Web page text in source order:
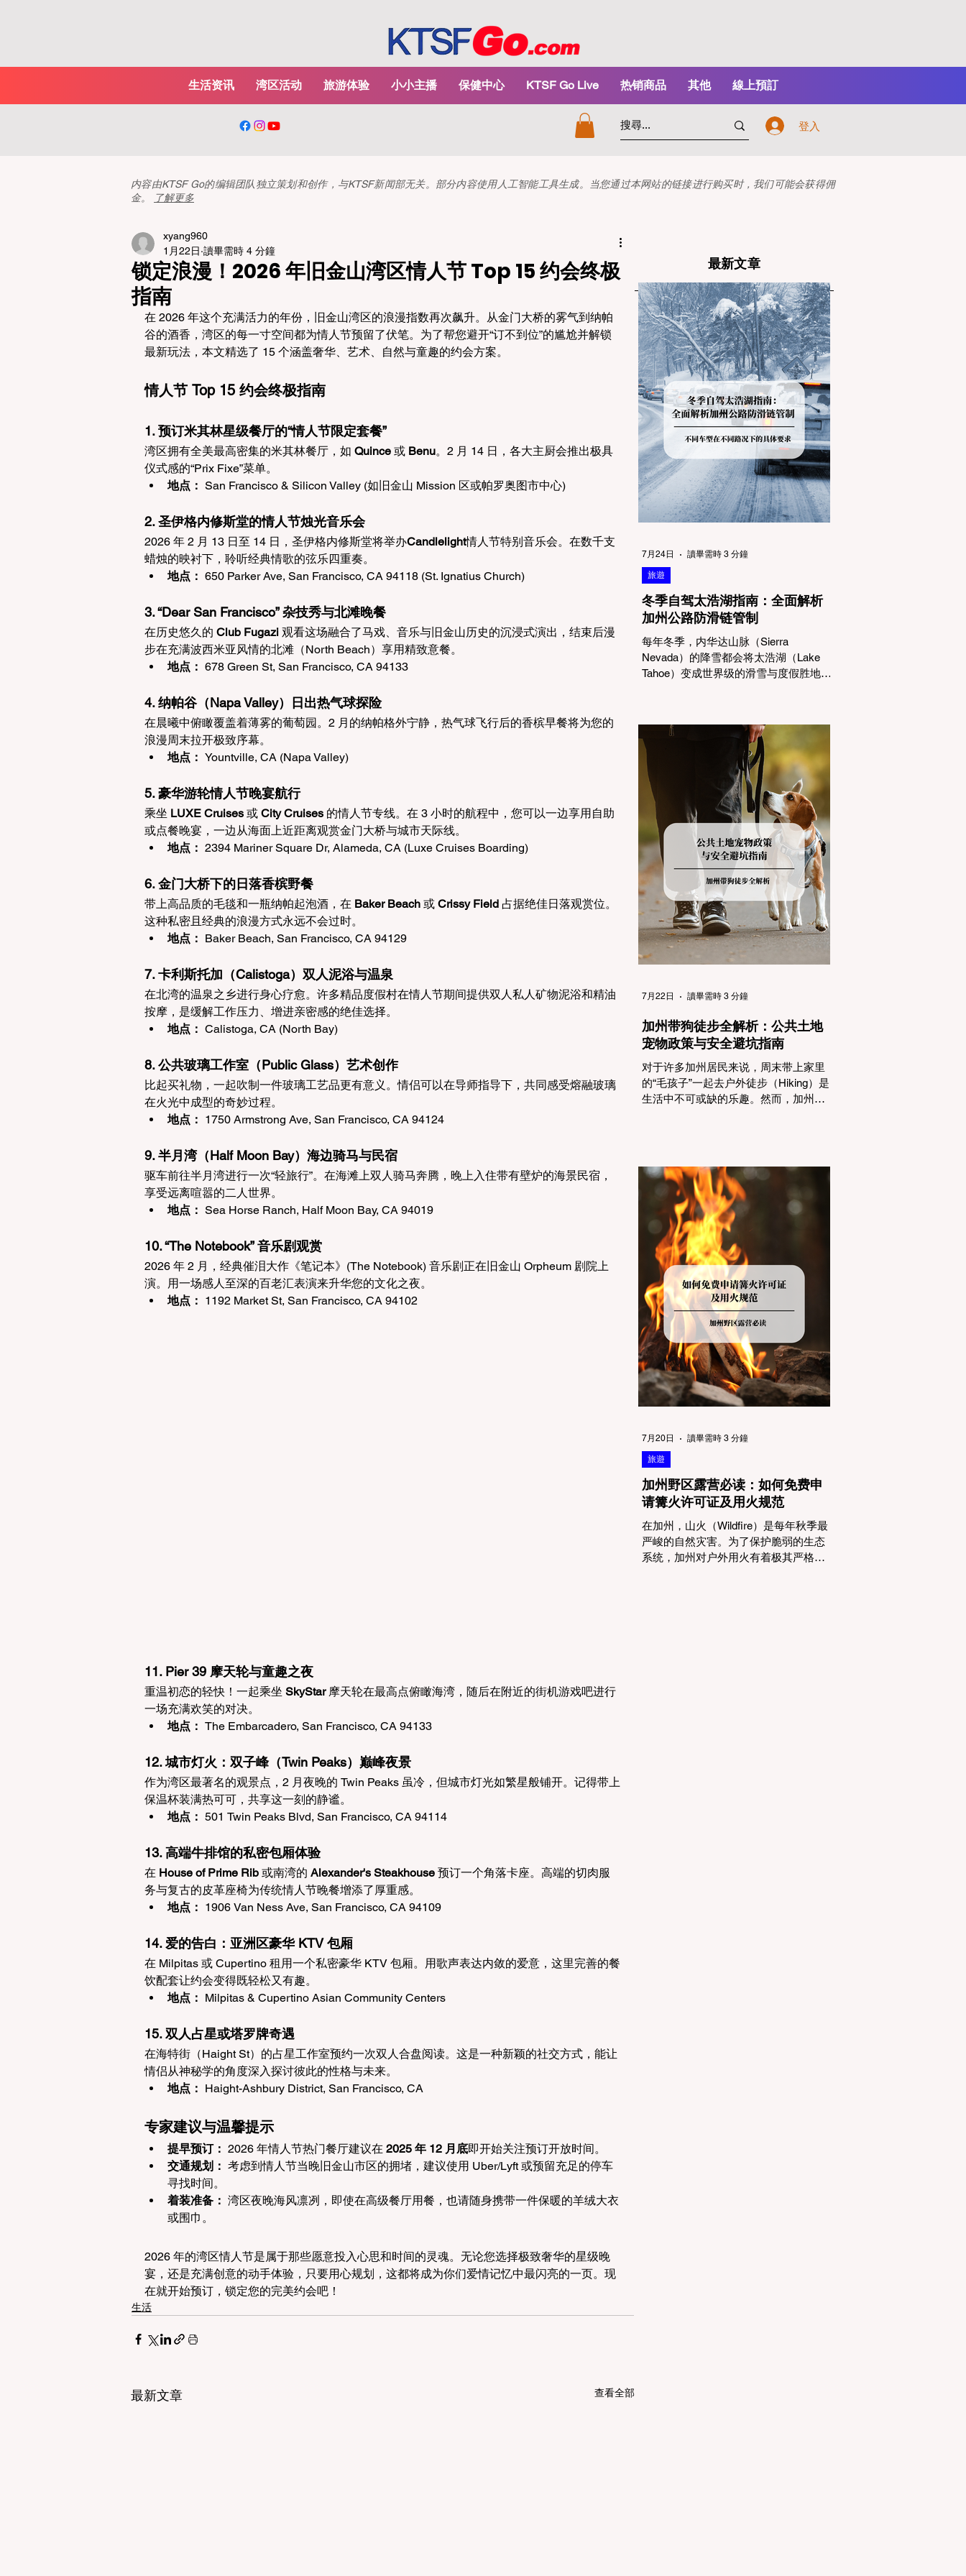
生活资讯 湾区活动 旅游体验 小小主播 保健中心 KTSF Go Live 热销商品 其他 線上預訂
登入
内容由KTSF Go的编辑团队独立策划和创作，与KTSF新闻部无关。部分内容使用人工智能工具生成。当您通过本网站的链接进行购买时，我们可能会获得佣
金。
了解更多
锁定浪漫！2026 年旧金山湾区情人节 Top 15 约会终极
指南
xyang960
1月22日 讀畢需時 4 分鐘
在 2026 年这个充满活力的年份，旧金山湾区的浪漫指数再次飙升。从金门大桥的雾气到纳帕
谷的酒香，湾区的每一寸空间都为情人节预留了伏笔。为了帮您避开“订不到位”的尴尬并解锁
最新玩法，本文精选了 15 个涵盖奢华、艺术、自然与童趣的约会方案。
情人节 Top 15 约会终极指南
1. 预订米其林星级餐厅的“情人节限定套餐”
湾区拥有全美最高密集的米其林餐厅，如 Quince 或 Benu。2 月 14 日，各大主厨会推出极具
仪式感的“Prix Fixe”菜单。
地点： San Francisco & Silicon Valley (如旧金山 Mission 区或帕罗奥图市中心)
2. 圣伊格内修斯堂的情人节烛光音乐会
2026 年 2 月 13 日至 14 日，圣伊格内修斯堂将举办Candlelight情人节特别音乐会。在数千支
蜡烛的映衬下，聆听经典情歌的弦乐四重奏。
地点： 650 Parker Ave, San Francisco, CA 94118 (St. Ignatius Church)
3. “Dear San Francisco” 杂技秀与北滩晚餐
在历史悠久的 Club Fugazi 观看这场融合了马戏、音乐与旧金山历史的沉浸式演出，结束后漫
步在充满波西米亚风情的北滩（North Beach）享用精致意餐。
地点： 678 Green St, San Francisco, CA 94133
4. 纳帕谷（Napa Valley）日出热气球探险
在晨曦中俯瞰覆盖着薄雾的葡萄园。2 月的纳帕格外宁静，热气球飞行后的香槟早餐将为您的
浪漫周末拉开极致序幕。
地点： Yountville, CA (Napa Valley)
5. 豪华游轮情人节晚宴航行
乘坐 LUXE Cruises 或 City Cruises 的情人节专线。在 3 小时的航程中，您可以一边享用自助
或点餐晚宴，一边从海面上近距离观赏金门大桥与城市天际线。
地点： 2394 Mariner Square Dr, Alameda, CA (Luxe Cruises Boarding)
6. 金门大桥下的日落香槟野餐
带上高品质的毛毯和一瓶纳帕起泡酒，在 Baker Beach 或 Crissy Field 占据绝佳日落观赏位。
这种私密且经典的浪漫方式永远不会过时。
地点： Baker Beach, San Francisco, CA 94129
7. 卡利斯托加（Calistoga）双人泥浴与温泉
在北湾的温泉之乡进行身心疗愈。许多精品度假村在情人节期间提供双人私人矿物泥浴和精油
按摩，是缓解工作压力、增进亲密感的绝佳选择。
地点： Calistoga, CA (North Bay)
8. 公共玻璃工作室（Public Glass）艺术创作
比起买礼物，一起吹制一件玻璃工艺品更有意义。情侣可以在导师指导下，共同感受熔融玻璃
在火光中成型的奇妙过程。
地点： 1750 Armstrong Ave, San Francisco, CA 94124
9. 半月湾（Half Moon Bay）海边骑马与民宿
驱车前往半月湾进行一次“轻旅行”。在海滩上双人骑马奔腾，晚上入住带有壁炉的海景民宿，
享受远离喧嚣的二人世界。
地点： Sea Horse Ranch, Half Moon Bay, CA 94019
10. “The Notebook” 音乐剧观赏
2026 年 2 月，经典催泪大作《笔记本》(The Notebook) 音乐剧正在旧金山 Orpheum 剧院上
演。用一场感人至深的百老汇表演来升华您的文化之夜。
地点： 1192 Market St, San Francisco, CA 94102
11. Pier 39 摩天轮与童趣之夜
重温初恋的轻快！一起乘坐 SkyStar 摩天轮在最高点俯瞰海湾，随后在附近的街机游戏吧进行
一场充满欢笑的对决。
地点： The Embarcadero, San Francisco, CA 94133
12. 城市灯火：双子峰（Twin Peaks）巅峰夜景
作为湾区最著名的观景点，2 月夜晚的 Twin Peaks 虽冷，但城市灯光如繁星般铺开。记得带上
保温杯装满热可可，共享这一刻的静谧。
地点： 501 Twin Peaks Blvd, San Francisco, CA 94114
13. 高端牛排馆的私密包厢体验
在 House of Prime Rib 或南湾的 Alexander's Steakhouse 预订一个角落卡座。高端的切肉服
务与复古的皮革座椅为传统情人节晚餐增添了厚重感。
地点： 1906 Van Ness Ave, San Francisco, CA 94109
14. 爱的告白：亚洲区豪华 KTV 包厢
在 Milpitas 或 Cupertino 租用一个私密豪华 KTV 包厢。用歌声表达内敛的爱意，这里完善的餐
饮配套让约会变得既轻松又有趣。
地点： Milpitas & Cupertino Asian Community Centers
15. 双人占星或塔罗牌奇遇
在海特街（Haight St）的占星工作室预约一次双人合盘阅读。这是一种新颖的社交方式，能让
情侣从神秘学的角度深入探讨彼此的性格与未来。
地点： Haight-Ashbury District, San Francisco, CA
专家建议与温馨提示
提早预订： 2026 年情人节热门餐厅建议在 2025 年 12 月底即开始关注预订开放时间。
交通规划： 考虑到情人节当晚旧金山市区的拥堵，建议使用 Uber/Lyft 或预留充足的停车
寻找时间。
着装准备： 湾区夜晚海风凛冽，即使在高级餐厅用餐，也请随身携带一件保暖的羊绒大衣
或围巾。
2026 年的湾区情人节是属于那些愿意投入心思和时间的灵魂。无论您选择极致奢华的星级晚
宴，还是充满创意的动手体验，只要用心规划，这都将成为你们爱情记忆中最闪亮的一页。现
在就开始预订，锁定您的完美约会吧！
生活
最新文章 查看全部
最新文章
冬季自驾太浩湖指南：全面解析
加州公路防滑链管制
每年冬季，内华达山脉（Sierra
Nevada）的降雪都会将太浩湖（Lake
Tahoe）变成世界级的滑雪与度假胜地。
交通局 (Caltrans) 严格的防滑链管制
(Chain Controls)。 不了解这些规定，不
仅可能面临高额罚单或被公路巡警
（CHP）劝返，更可能在冰雪路面上引
发严重的安全事故。本文将为您系统解
析加州的防滑链政策，帮助您明确自己
的车型在不同路况下的具体要求，并为
出行做好充足准备。 一、 核心概念：看
懂加州 R1, R2, R3 管制级别 当恶劣天气
来袭，加州交通局会在公路上启动防滑
链管制，并通过电子路牌指示当前的管
制级别。加州采用三个递进的级别（R1
至R3）来规范通行车辆： R1 管制
(Requirement 1) 规定内容： 所有车辆必
须安装防滑链。 豁免条件： 乘用车
（Light Trucks）只要配备了雪地轮胎
旅遊
7月24日 讀畢需時 3 分鐘
加州带狗徒步全解析：公共土地
宠物政策与安全避坑指南
对于许多加州居民来说，周末带上家里
的“毛孩子”一起去户外徒步（Hiking）是
生活中不可或缺的乐趣。然而，加州拥
到了步道口才绝望地看到一块大大的
"No Dogs on Trail"（步道严禁犬只） 的
指示牌，这无疑会彻底毁掉整个周末。
为了避免“带狗碰壁”，您必须在出发前清
楚地了解不同公共土地系统对宠物政
策，掌握实用的路线筛选工具，并警惕
加州特有的野外环境隐患。 一、 破除宠
物政策管辖权迷雾：狗狗到底能去哪
里？ 加州的户外区域由不同的政府机构
管理，其核心保护目标决定了宠物政策
的严格程度。我们可以将其视为一条“从
严到宽”的鄙视链： 1. 极其严格：国家公
园 (National Parks) & 州立公园 (State
Parks) 政策基调： 优先保护原始生态与
野生动物。 实际规定： 在优胜美地、红
草甸
7月22日 讀畢需時 3 分鐘
加州野区露营必读：如何免费申
请篝火许可证及用火规范
在加州，山火（Wildfire）是每年秋季最
严峻的自然灾害。为了保护脆弱的生态
系统，加州对户外用火有着极其严格的
旅遊
7月20日 讀畢需時 3 分鐘